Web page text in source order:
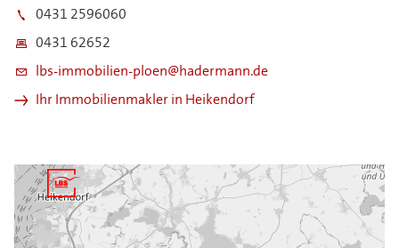
0431 2596060
0431 62652
lbs-immobilien-ploen@hadermann.de
Ihr Immobilienmakler in Heikendorf